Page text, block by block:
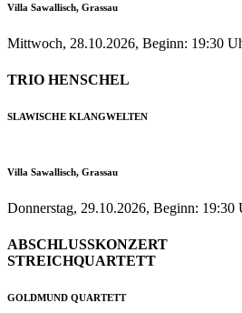
Villa Sawallisch, Grassau
Mittwoch, 28.10.2026, Beginn: 19:30
TRIO HENSCHEL
SLAWISCHE KLANGWELTEN
Villa Sawallisch, Grassau
Donnerstag, 29.10.2026, Beginn: 19:30
ABSCHLUSSKONZERT
STREICHQUARTETT
GOLDMUND QUARTETT